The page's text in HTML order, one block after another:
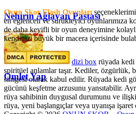
Nehirin Ağlayan Pastası
Omlet Yap
Oyun Skor Flash Oyunları
en eğlenceli ve sürükleyici oyunlarımıza
de daha keyifli bir oyun deneyimine
kendinizi büyük bir macera içerisinde
dizi box rüyada
spiritüel anlamlar taşır. Kediler, özgürlük,
simgesi olarak kabul edilir. Rüyada kedi
gücünü keşfetme arzusunu yansıtabilir.
rüya sahibinin duygusal durumunu ve
rüya, yeni başlangıçlar veya uyanışa işaret